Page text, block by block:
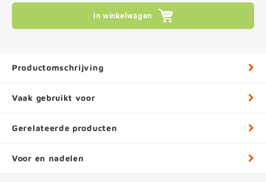
In winkelwagen
Productomschrijving
Vaak gebruikt voor
Gerelateerde producten
Voor en nadelen